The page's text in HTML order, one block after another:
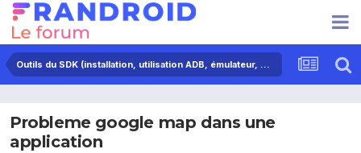
Outils du SDK (installation, utilisation ADB, émulateur, DDMS...)
Probleme google map dans une
application